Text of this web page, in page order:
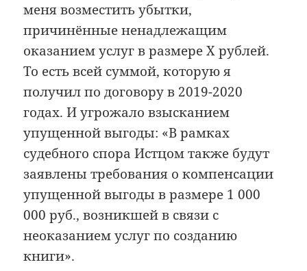
меня возместить убытки,
причинённые ненадлежащим
оказанием услуг в размере X рублей.
То есть всей суммой, которую я
получил по договору в 2019-2020
годах. И угрожало взысканием
упущенной выгоды: «В рамках
судебного спора Истцом также будут
заявлены требования о компенсации
упущенной выгоды в размере 1 000
000 руб., возникшей в связи с
неоказанием услуг по созданию
книги».